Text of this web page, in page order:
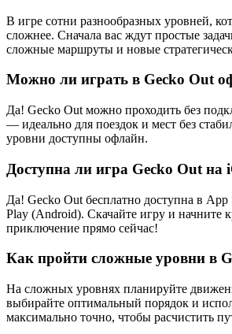
В игре сотни разнообразных уровней,
сложнее. Сначала вас ждут простые
сложные маршруты и новые
Можно ли играть в Gecko Out
Да! Gecko Out можно проходить без
— идеально для поездок и мест без
уровни доступны офлайн.
Доступна ли игра Gecko Out на
Да! Gecko Out бесплатно доступна в
Play (Android). Скачайте игру и начните
приключение прямо сейчас!
Как пройти сложные уровни в
На сложных уровнях планируйте
выбирайте оптимальный порядок и
максимально точно, чтобы расчистить